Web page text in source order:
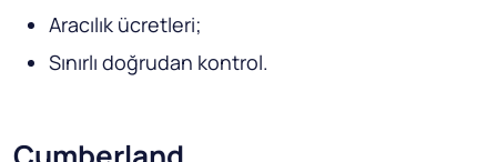
Aracılık ücretleri;
Sınırlı doğrudan kontrol.